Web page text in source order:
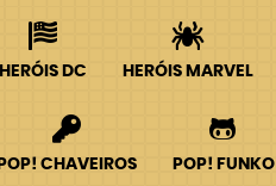
HERÓIS DC HERÓIS MARVEL
POP! CHAVEIROS POP! FUNKO